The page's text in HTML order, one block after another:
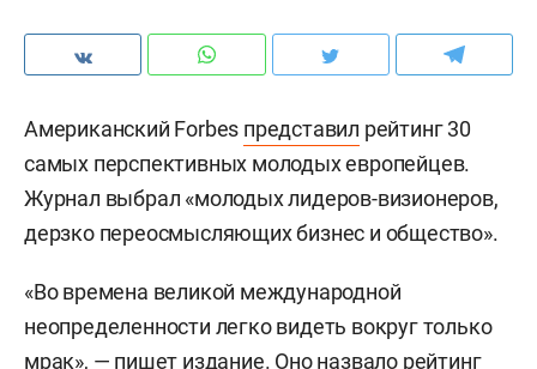
Американский Forbes представил рейтинг 30
самых перспективных молодых европейцев.
Журнал выбрал «молодых лидеров-визионеров,
дерзко переосмысляющих бизнес и общество».
«Во времена великой международной
неопределенности легко видеть вокруг только
мрак», — пишет издание. Оно назвало рейтинг